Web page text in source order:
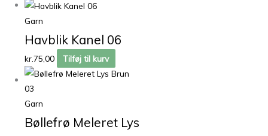
Garn
Havblik Kanel 06
kr.75,00 Tilføj til kurv
Garn
Bøllefrø Meleret Lys